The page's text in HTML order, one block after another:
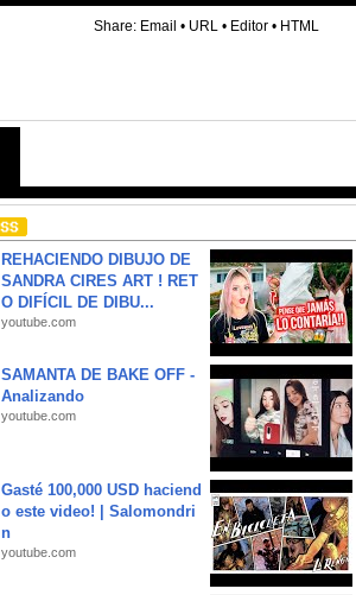
Share: Email • URL • Editor • HTML
REHACIENDO DIBUJO DE
SANDRA CIRES ART ! RET
O DIFÍCIL DE DIBU...
youtube.com
SAMANTA DE BAKE OFF -
Analizando
youtube.com
Gasté 100,000 USD haciend
o este video! | Salomondri
n
youtube.com